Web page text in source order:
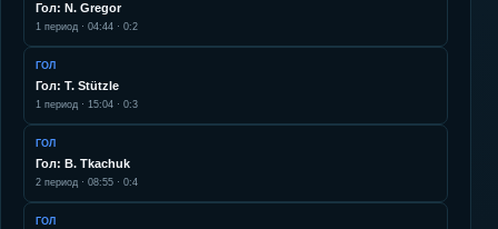
Гол: N. Gregor
1 период · 04:44 · 0:2
ГОЛ
Гол: T. Stützle
1 период · 15:04 · 0:3
ГОЛ
Гол: B. Tkachuk
2 период · 08:55 · 0:4
ГОЛ